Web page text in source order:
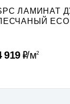
ЛАМИНАТ
ECO
919Р м2